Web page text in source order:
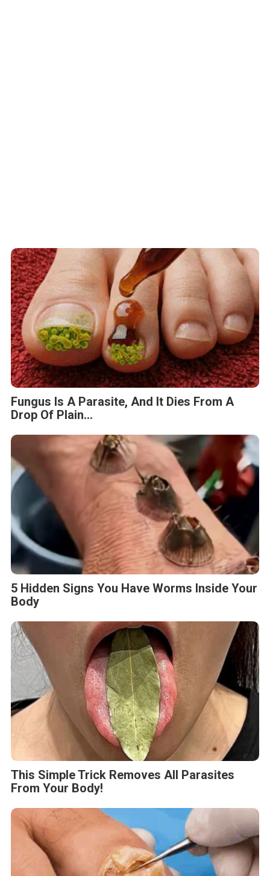
Fungus Is A Parasite, And It Dies From A
Drop Of Plain...
5 Hidden Signs You Have Worms Inside Your
Body
This Simple Trick Removes All Parasites
From Your Body!